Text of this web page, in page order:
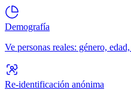
Demografía
Ve personas reales: género,
Re-identificación anónima